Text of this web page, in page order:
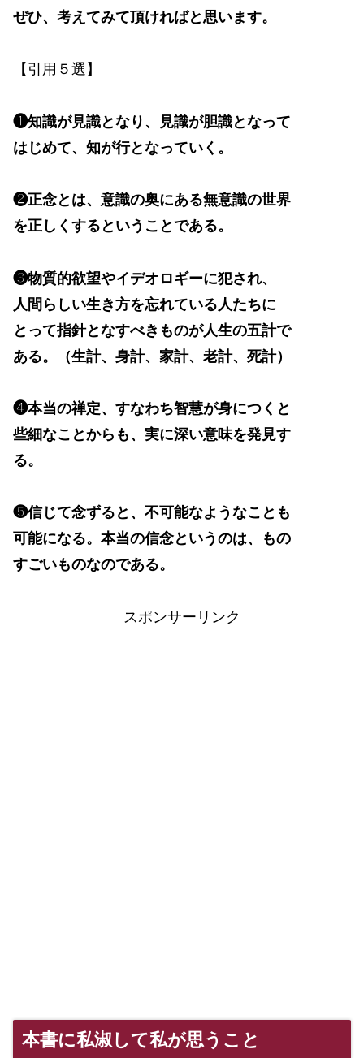
ぜひ、考えてみて頂ければと思います。
【引用５選】
❶知識が見識となり、見識が胆識となって
はじめて、知が行となっていく。
❷正念とは、意識の奥にある無意識の世界
を正しくするということである。
❸物質的欲望やイデオロギーに犯され、
人間らしい生き方を忘れている人たちに
とって指針となすべきものが人生の五計で
ある。（生計、身計、家計、老計、死計）
❹本当の禅定、すなわち智慧が身につくと
些細なことからも、実に深い意味を発見す
る。
❺信じて念ずると、不可能なようなことも
可能になる。本当の信念というのは、もの
すごいものなのである。
スポンサーリンク
本書に私淑して私が思うこと